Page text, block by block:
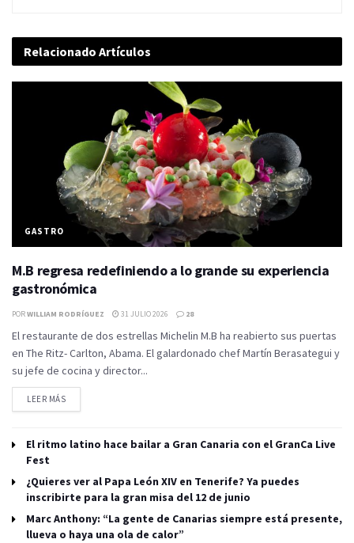
Relacionado Artículos
GASTRO
M.B regresa redefiniendo a lo grande su experiencia
gastronómica
PORWILLIAM RODRÍGUEZ 31 JULIO 2026 28
El restaurante de dos estrellas Michelin M.B ha reabierto sus puertas
en The Ritz- Carlton, Abama. El galardonado chef Martín Berasategui y
su jefe de cocina y director...
LEER MÁS
El ritmo latino hace bailar a Gran Canaria con el GranCa Live
Fest
¿Quieres ver al Papa León XIV en Tenerife? Ya puedes
inscribirte para la gran misa del 12 de junio
Marc Anthony: “La gente de Canarias siempre está presente,
llueva o haya una ola de calor”